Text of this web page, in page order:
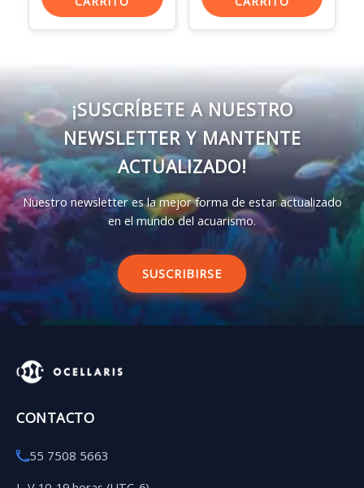
¡SUSCRÍBETE A NUESTRO
NEWSLETTER Y MANTENTE
ACTUALIZADO!
Nuestro newsletter es la mejor forma de estar actualizado
en el mundo del acuarismo.
SUSCRIBIRSE
CONTACTO
55 7508 5663